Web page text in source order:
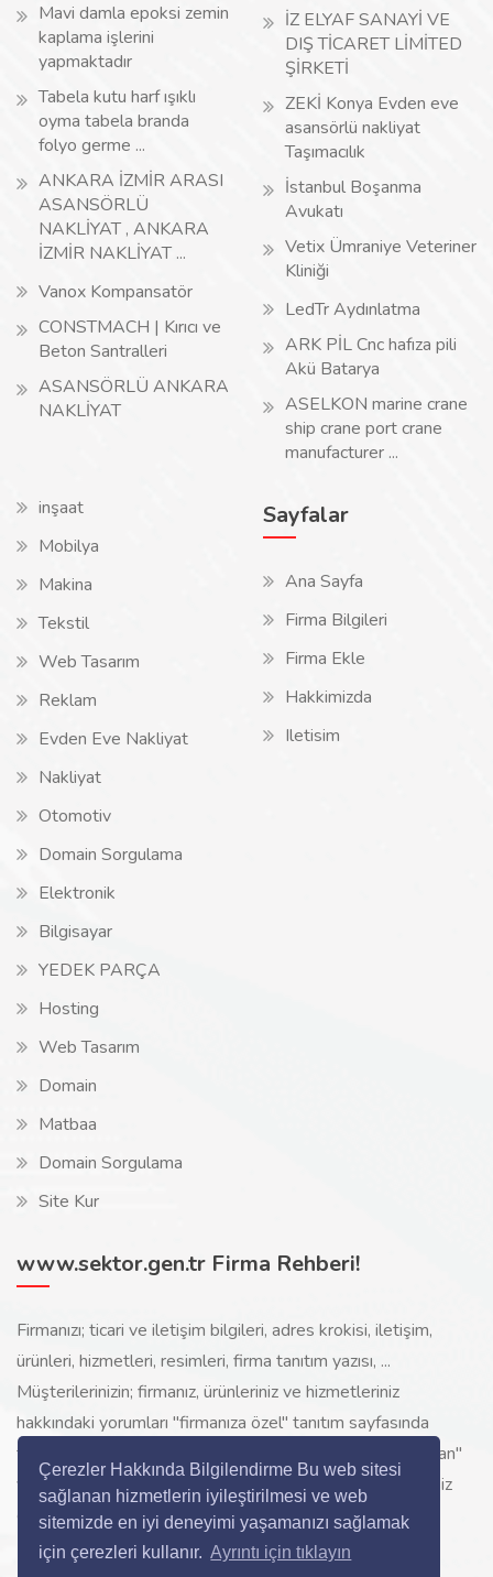
Çerezler Hakkında Bilgilendirme Bu web sitesi
sağlanan hizmetlerin iyileştirilmesi ve web
sitemizde en iyi deneyimi yaşamanızı sağlamak
için çerezleri kullanır. Ayrıntı için tıklayın
Mavi damla epoksi zemin
kaplama işlerini
yapmaktadır
Tabela kutu harf ışıklı
oyma tabela branda
folyo germe ...
ANKARA İZMİR ARASI
ASANSÖRLÜ
NAKLİYAT , ANKARA
İZMİR NAKLİYAT ...
Vanox Kompansatör
CONSTMACH | Kırıcı ve
Beton Santralleri
ASANSÖRLÜ ANKARA
NAKLİYAT
İZ ELYAF SANAYİ VE
DIŞ TİCARET LİMİTED
ŞİRKETİ
ZEKİ Konya Evden eve
asansörlü nakliyat
Taşımacılık
İstanbul Boşanma
Avukatı
Vetix Ümraniye Veteriner
Kliniği
LedTr Aydınlatma
ARK PİL Cnc hafıza pili
Akü Batarya
ASELKON marine crane
ship crane port crane
manufacturer ...
inşaat
Mobilya
Makina
Tekstil
Web Tasarım
Reklam
Evden Eve Nakliyat
Nakliyat
Otomotiv
Domain Sorgulama
Elektronik
Bilgisayar
YEDEK PARÇA
Hosting
Web Tasarım
Domain
Matbaa
Domain Sorgulama
Site Kur
Sayfalar
Ana Sayfa
Firma Bilgileri
Firma Ekle
Hakkimizda
Iletisim
www.sektor.gen.tr Firma Rehberi!
Firmanızı; ticari ve iletişim bilgileri, adres krokisi, iletişim,
ürünleri, hizmetleri, resimleri, firma tanıtım yazısı, ...
Müşterilerinizin; firmanız, ürünleriniz ve hizmetleriniz
hakkındaki yorumları "firmanıza özel" tanıtım sayfasında
toplanarak ürünlerinizi, hizmetlerinizi, internette "sizi arayan"
yeni müşterilerinize www.sektor.gen.tr aracılığı ile ücretsiz
gösterilir.